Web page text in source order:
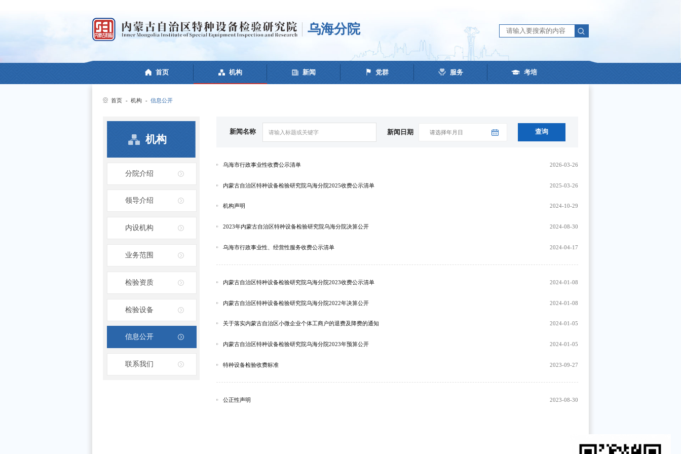
乌海分院
首页 机构 新闻 党群 服务 考培
首页 - 机构 - 信息公开
机构
分院介绍
领导介绍
内设机构
业务范围
检验资质
检验设备
信息公开
联系我们
新闻名称 新闻日期 查询
乌海市行政事业性收费公示清单 2026-03-26
内蒙古自治区特种设备检验研究院乌海分院2025收费公示清单 2025-03-26
机构声明 2024-10-29
2023年内蒙古自治区特种设备检验研究院乌海分院决算公开 2024-08-30
乌海市行政事业性、经营性服务收费公示清单 2024-04-17
内蒙古自治区特种设备检验研究院乌海分院2023收费公示清单 2024-01-08
内蒙古自治区特种设备检验研究院乌海分院2022年决算公开 2024-01-08
关于落实内蒙古自治区小微企业个体工商户的退费及降费的通知 2024-01-05
内蒙古自治区特种设备检验研究院乌海分院2023年预算公开 2024-01-05
特种设备检验收费标准 2023-09-27
公正性声明 2023-08-30